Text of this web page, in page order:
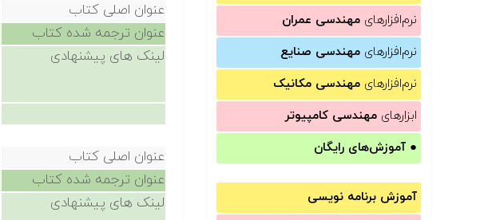
نرم‌افزارهای مهندسی عمران
نرم‌افزارهای مهندسی صنایع
نرم‌افزارهای مهندسی مکانیک
ابزارهای مهندسی کامپیوتر
● آموزش‌های رایگان
آموزش برنامه نویسی
عنوان اصلی کتاب
عنوان ترجمه شده کتاب
لینک های پیشنهادی
عنوان اصلی کتاب
عنوان ترجمه شده کتاب
لینک های پیشنهادی